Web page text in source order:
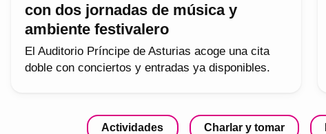
con dos jornadas de música y
ambiente festivalero
El Auditorio Príncipe de Asturias acoge una cita
doble con conciertos y entradas ya disponibles.
Actividades Charlar y tomar